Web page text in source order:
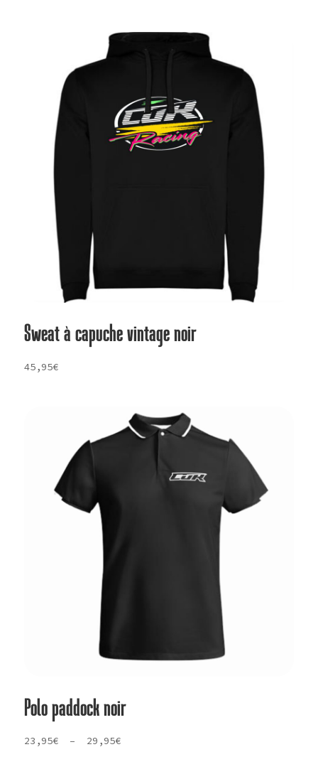
Sweat à capuche vintage noir
45,95€
Polo paddock noir
23,95€ – 29,95€Plage